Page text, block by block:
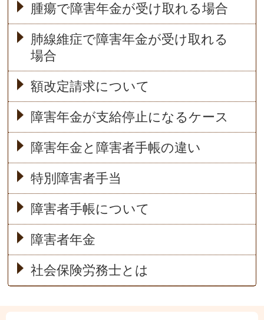
腫瘍で障害年金が受け取れる場合
肺線維症で障害年金が受け取れる
場合
額改定請求について
障害年金が支給停止になるケース
障害年金と障害者手帳の違い
特別障害者手当
障害者手帳について
障害者年金
社会保険労務士とは